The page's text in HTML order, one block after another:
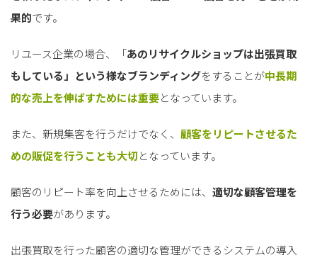
果的です。
リユース企業の場合、「あのリサイクルショップは出張買取
もしている」という様なブランディングをすることが中長期
的な売上を伸ばすためには重要となっています。
また、新規集客を行うだけでなく、 顧客をリピートさせるた
めの販促を行うことも大切となっています。
顧客のリピート率を向上させるためには、 適切な顧客管理を
行う必要があります。
出張買取を行った顧客の適切な管理ができるシステムの導入